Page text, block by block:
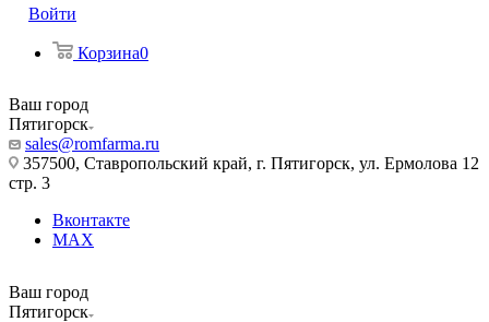
Войти
Корзина0
Ваш город
Пятигорск
sales@romfarma.ru
357500, Ставропольский край, г. Пятигорск, ул. Ермолова 12
стр. 3
Вконтакте
MAX
Ваш город
Пятигорск